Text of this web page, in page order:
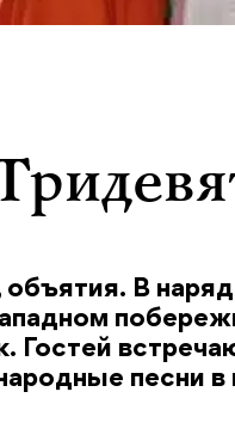
объятия. В
Гостей
песни